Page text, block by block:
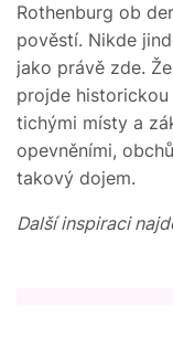
Rothenburg ob
pověstí. Nikde
jako právě zde.
projde
tichými místy a
opevněními,
takový dojem.
Další inspiraci